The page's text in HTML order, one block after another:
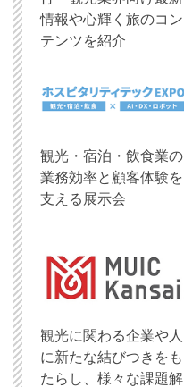
情報や心輝く旅のコン
テンツを紹介
観光・宿泊・飲食業の
業務効率と顧客体験を
支える展示会
観光に関わる企業や人
に新たな結びつきをも
たらし、様々な課題解